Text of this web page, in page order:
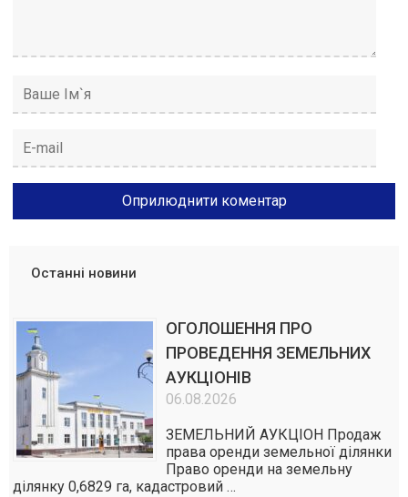
Останні новини
ОГОЛОШЕННЯ ПРО
ПРОВЕДЕННЯ ЗЕМЕЛЬНИХ
АУКЦІОНІВ
06.08.2026
ЗЕМЕЛЬНИЙ АУКЦІОН Продаж
права оренди земельної ділянки
Право оренди на земельну
ділянку 0,6829 га, кадастровий …